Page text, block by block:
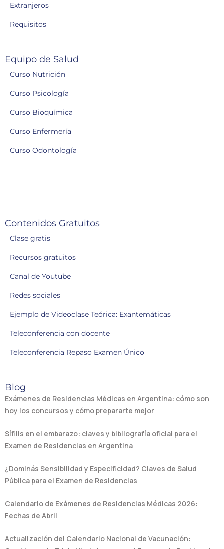
Extranjeros
Requisitos
Equipo de Salud
Curso Nutrición
Curso Psicología
Curso Bioquímica
Curso Enfermería
Curso Odontología
Contenidos Gratuitos
Clase gratis
Recursos gratuitos
Canal de Youtube
Redes sociales
Ejemplo de Videoclase Teórica: Exantemáticas
Teleconferencia con docente
Teleconferencia Repaso Examen Único
Blog
Exámenes de Residencias Médicas en Argentina: cómo son
hoy los concursos y cómo prepararte mejor
Sífilis en el embarazo: claves y bibliografía oficial para el
Examen de Residencias en Argentina
¿Dominás Sensibilidad y Especificidad? Claves de Salud
Pública para el Examen de Residencias
Calendario de Exámenes de Residencias Médicas 2026:
Fechas de Abril
Actualización del Calendario Nacional de Vacunación: